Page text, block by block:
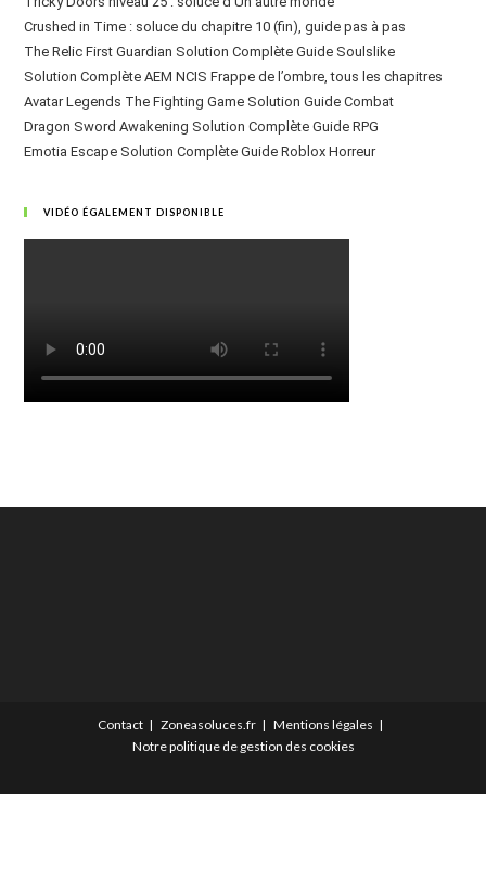
Crushed in Time : soluce du chapitre 10 (fin), guide pas à pas
The Relic First Guardian Solution Complète Guide Soulslike
Solution Complète AEM NCIS Frappe de l’ombre, tous les chapitres
Avatar Legends The Fighting Game Solution Guide Combat
Dragon Sword Awakening Solution Complète Guide RPG
Emotia Escape Solution Complète Guide Roblox Horreur
VIDÉO ÉGALEMENT DISPONIBLE
Contact Zoneasoluces.fr
Mentions légales
Notre politique de gestion des cookies